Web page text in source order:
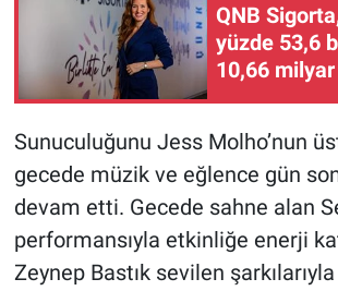
QNB
yüzde 53,6
10,66
üretimine
Sunuculuğunu Jess Molho’nun
gecede müzik ve eğlence gün
devam etti. Gecede sahne alan
performansıyla etkinliğe enerji
Zeynep Bastık sevilen